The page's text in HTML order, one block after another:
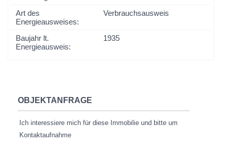
Art des
Energieausweises:
Verbrauchsausweis
Baujahr lt.
Energieausweis:
1935
OBJEKTANFRAGE
Ich interessiere mich für diese Immobilie und bitte um
Kontaktaufnahme